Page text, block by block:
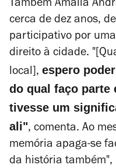
Também Amália
cerca de dez anos,
participativo por
direito à cidade.
local], espero
do qual faço parte
tivesse um
ali", comenta. Ao
memória apaga-se
da história também",